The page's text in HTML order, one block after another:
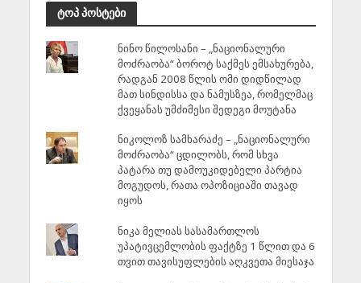
ტოპ პოსტები
ნინო წილოსანი – „ნაციონალური
მოძრაობა“ ბოროტ საქმეს ემსახურება,
რადგან 2008 წლის ომი დიდწილად
მათ სინდისსა და ნამუსზეა, რომელმაც
ქვეყანას უმძიმესი შედეგი მოუტანა
ნიკოლოზ სამხარაძე – „ნაციონალური
მოძრაობა“ ცდილობს, რომ სხვა
პატარა თუ დამოუკიდებელი პარტია
მოგუდოს, რათა ოპოზიციაში თავად
იყოს
ნიკა მელიას სასამართლოს
უპატივცემლობის ფაქტზე 1 წლით და 6
თვით თავისუფლების აღკვეთა მიესაჯა